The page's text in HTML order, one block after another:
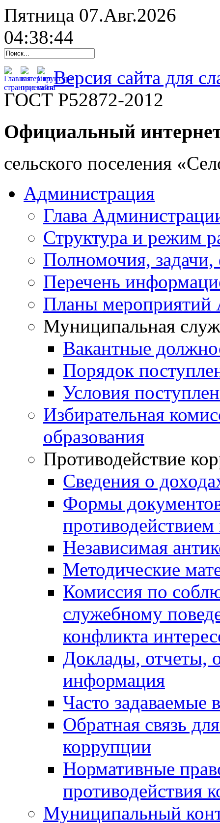
Пятница 07.Авг.2026
04:38:45
Версия сайта для
ГОСТ Р52872-2012
Официальный
cельского поселения
Администрация
Глава
Структура и режим
Полномочия,
Перечень
Планы мероприятий
Муниципальная
Вакантные
Порядок
Условия
Избирательная
образования
Противодействие
Сведения о
Формы
Независимая
Методические
Комиссия по
служебному
конфликта
Доклады, отчеты,
информация
Часто задаваемые
Обратная связь
коррупции
Нормативные
противодействия
Муниципальный